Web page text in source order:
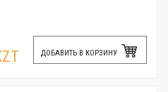
ДОБАВИТЬ В КОРЗИНУ